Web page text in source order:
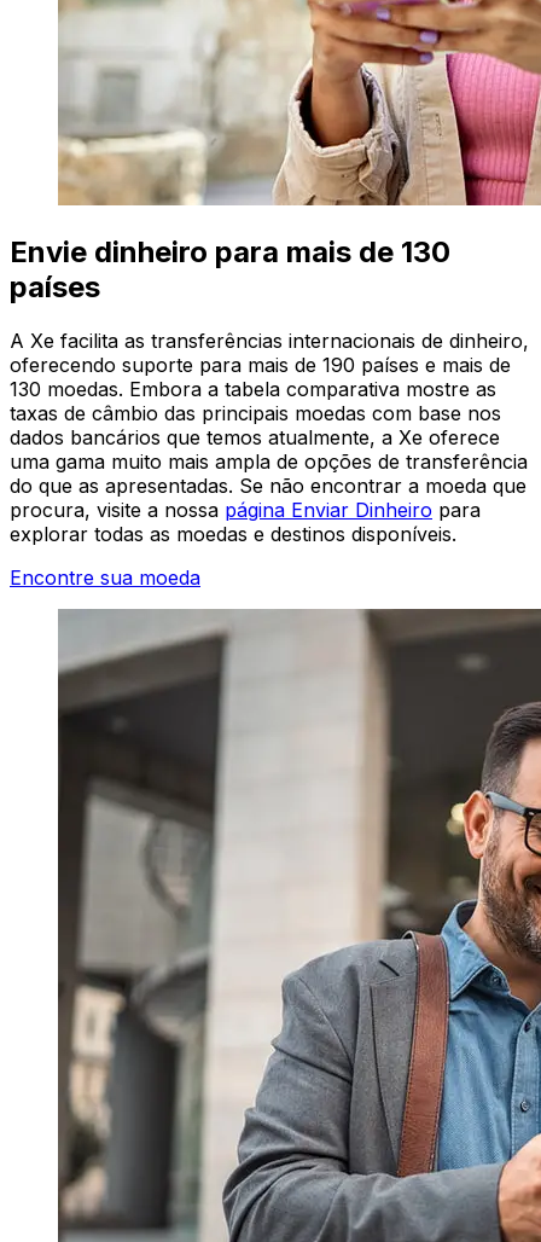
Envie dinheiro para mais de 130
países
A Xe facilita as transferências internacionais de dinheiro,
oferecendo suporte para mais de 190 países e mais de
130 moedas. Embora a tabela comparativa mostre as
taxas de câmbio das principais moedas com base nos
dados bancários que temos atualmente, a Xe oferece
uma gama muito mais ampla de opções de transferência
do que as apresentadas. Se não encontrar a moeda que
procura, visite a nossa página Enviar Dinheiro para
explorar todas as moedas e destinos disponíveis.
Encontre sua moeda